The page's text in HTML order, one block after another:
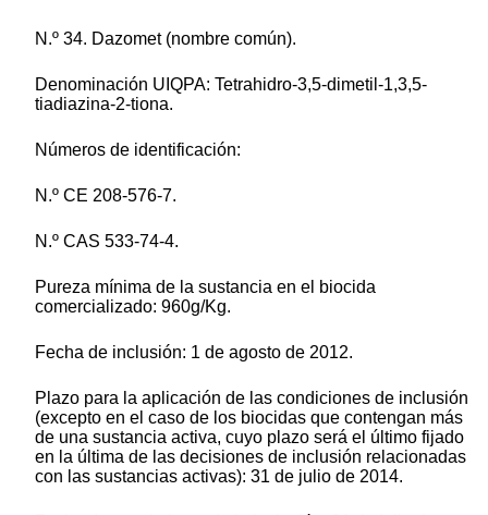
N.º 34. Dazomet (nombre común).
Denominación UIQPA: Tetrahidro-3,5-dimetil-1,3,5-
tiadiazina-2-tiona.
Números de identificación:
N.º CE 208-576-7.
N.º CAS 533-74-4.
Pureza mínima de la sustancia en el biocida
comercializado: 960g/Kg.
Fecha de inclusión: 1 de agosto de 2012.
Plazo para la aplicación de las condiciones de inclusión
(excepto en el caso de los biocidas que contengan más
de una sustancia activa, cuyo plazo será el último fijado
en la última de las decisiones de inclusión relacionadas
con las sustancias activas): 31 de julio de 2014.